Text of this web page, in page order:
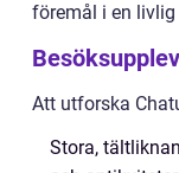
föremål i en
Att utforska
Stora,